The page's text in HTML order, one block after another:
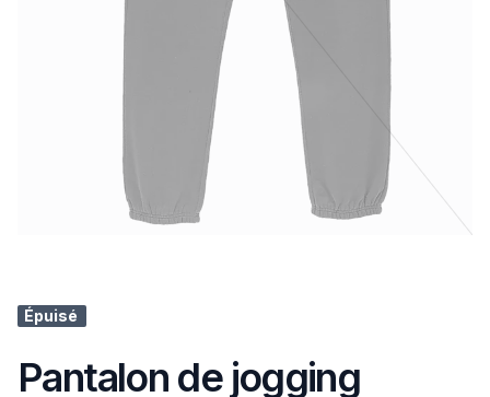
Épuisé
Pantalon de jogging